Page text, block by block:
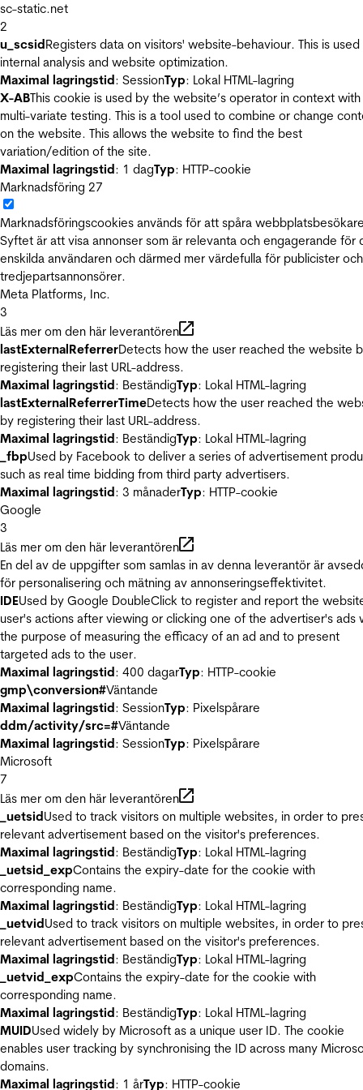
sc-static.net
2
u_scsidRegisters data on visitors' website-behaviour. This is
internal analysis and website optimization.
Maximal lagringstid: SessionTyp: Lokal HTML-lagring
X-ABThis cookie is used by the website’s operator in context with
multi-variate testing. This is a tool used to combine or change
on the website. This allows the website to find the best
variation/edition of the site.
Maximal lagringstid: 1 dagTyp: HTTP-cookie
Marknadsföring 27
Marknadsföringscookies används för att spåra
Syftet är att visa annonser som är relevanta och engagerande för
enskilda användaren och därmed mer värdefulla för publicister och
tredjepartsannonsörer.
Meta Platforms, Inc.
3
Läs mer om den här leverantören
lastExternalReferrerDetects how the user reached the website
registering their last URL-address.
Maximal lagringstid: BeständigTyp: Lokal HTML-lagring
lastExternalReferrerTimeDetects how the user reached the
by registering their last URL-address.
Maximal lagringstid: BeständigTyp: Lokal HTML-lagring
_fbpUsed by Facebook to deliver a series of advertisement
such as real time bidding from third party advertisers.
Maximal lagringstid: 3 månaderTyp: HTTP-cookie
Google
3
Läs mer om den här leverantören
En del av de uppgifter som samlas in av denna leverantör är
för personalisering och mätning av annonseringseffektivitet.
IDEUsed by Google DoubleClick to register and report the
user's actions after viewing or clicking one of the advertiser's ads
the purpose of measuring the efficacy of an ad and to present
targeted ads to the user.
Maximal lagringstid: 400 dagarTyp: HTTP-cookie
gmp\conversion#Väntande
Maximal lagringstid: SessionTyp: Pixelspårare
ddm/activity/src=#Väntande
Maximal lagringstid: SessionTyp: Pixelspårare
Microsoft
7
Läs mer om den här leverantören
_uetsidUsed to track visitors on multiple websites, in order to
relevant advertisement based on the visitor's preferences.
Maximal lagringstid: BeständigTyp: Lokal HTML-lagring
_uetsid_expContains the expiry-date for the cookie with
corresponding name.
Maximal lagringstid: BeständigTyp: Lokal HTML-lagring
_uetvidUsed to track visitors on multiple websites, in order to
relevant advertisement based on the visitor's preferences.
Maximal lagringstid: BeständigTyp: Lokal HTML-lagring
_uetvid_expContains the expiry-date for the cookie with
corresponding name.
Maximal lagringstid: BeständigTyp: Lokal HTML-lagring
MUIDUsed widely by Microsoft as a unique user ID. The cookie
enables user tracking by synchronising the ID across many
domains.
Maximal lagringstid: 1 årTyp: HTTP-cookie